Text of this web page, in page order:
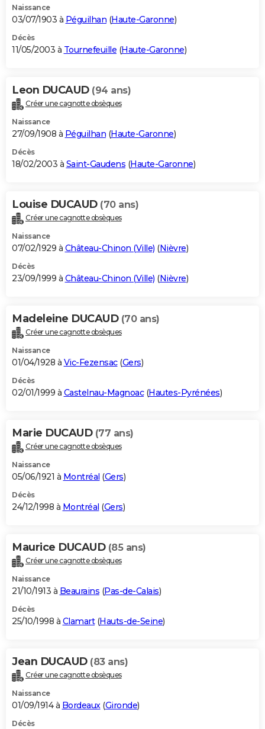
Naissance
03/07/1903 à Péguilhan (Haute-Garonne)
Décès
11/05/2003 à Tournefeuille (Haute-Garonne)
Leon DUCAUD (94 ans)
Créer une cagnotte obsèques
Naissance
27/09/1908 à Péguilhan (Haute-Garonne)
Décès
18/02/2003 à Saint-Gaudens (Haute-Garonne)
Louise DUCAUD (70 ans)
Créer une cagnotte obsèques
Naissance
07/02/1929 à Château-Chinon (Ville) (Nièvre)
Décès
23/09/1999 à Château-Chinon (Ville) (Nièvre)
Madeleine DUCAUD (70 ans)
Créer une cagnotte obsèques
Naissance
01/04/1928 à Vic-Fezensac(Gers)
Décès
02/01/1999 à Castelnau-Magnoac(Hautes-Pyrénées)
Marie DUCAUD (77 ans)
Créer une cagnotte obsèques
Naissance
05/06/1921 à Montréal (Gers)
Décès
24/12/1998 à Montréal (Gers)
Maurice DUCAUD (85 ans)
Créer une cagnotte obsèques
Naissance
21/10/1913 à Beaurains (Pas-de-Calais)
Décès
25/10/1998 à Clamart(Hauts-de-Seine)
Jean DUCAUD (83 ans)
Créer une cagnotte obsèques
Naissance
01/09/1914 à Bordeaux(Gironde)
Décès